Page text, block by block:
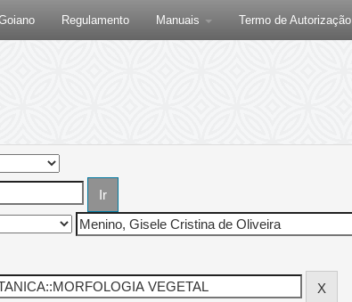
Regulamento Manuais Termo de Autorização